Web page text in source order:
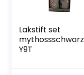
Lakstift set
mythossschwarz
Y9T